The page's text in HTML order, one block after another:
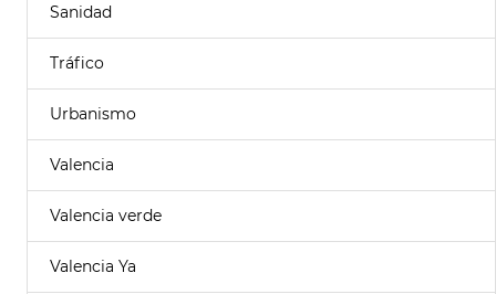
Sanidad
Tráfico
Urbanismo
Valencia
Valencia verde
Valencia Ya